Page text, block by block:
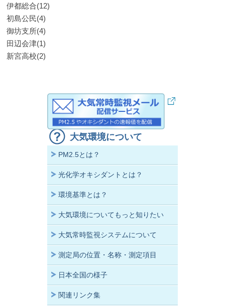
伊都総合(12)
初島公民(4)
御坊支所(4)
田辺会津(1)
新宮高校(2)
大気環境について
PM2.5とは？
光化学オキシダントとは？
環境基準とは？
大気環境についてもっと知りたい
大気常時監視システムについて
測定局の位置・名称・測定項目
日本全国の様子
関連リンク集